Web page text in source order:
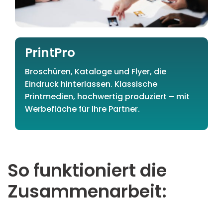
PrintPro
Broschüren, Kataloge und Flyer, die
Eindruck hinterlassen. Klassische
Printmedien, hochwertig produziert – mit
Werbefläche für Ihre Partner.
So funktioniert die
Zusammenarbeit: